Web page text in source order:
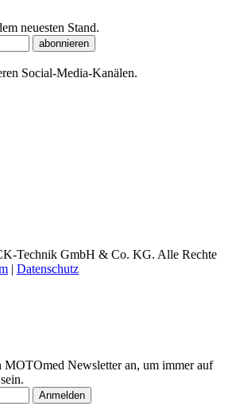
neuesten Stand.
abonnieren
Social-Media-Kanälen.
Technik GmbH & Co. KG. Alle Rechte
| Datenschutz
MOTOmed Newsletter an, um immer auf
Anmelden